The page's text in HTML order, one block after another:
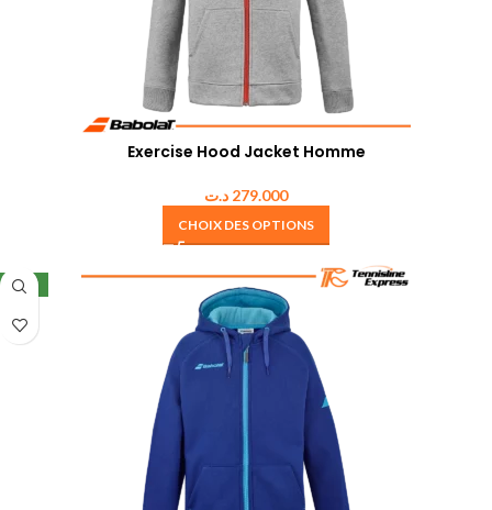
Exercise Hood Jacket Homme
279.000 د.ت
CHOIX DES OPTIONS
NEW